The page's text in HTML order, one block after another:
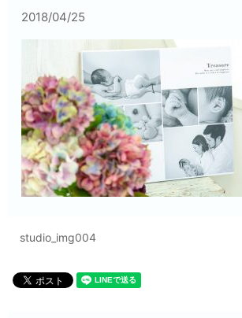
2018/04/25
studio_img004